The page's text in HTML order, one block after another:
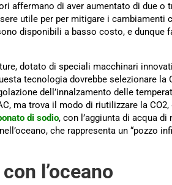
affermano di aver aumentato di due o
utile per per mitigare i cambiamenti
disponibili a basso costo, e dunque
dotato di speciali macchinari
tecnologia dovrebbe selezionare la
dell’innalzamento delle
ma trova il modo di riutilizzare la CO2,
di sodio, con l’aggiunta di acqua di
che rappresenta un “pozzo
l’oceano